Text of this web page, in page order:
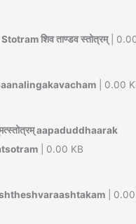
शिव ताण्डव स्तोत्रम्|
| 0.00
aapaduddhaarak
| 0.00 KB
|